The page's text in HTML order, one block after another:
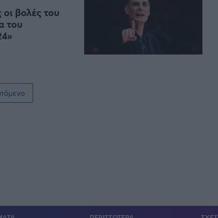
βολές του
του